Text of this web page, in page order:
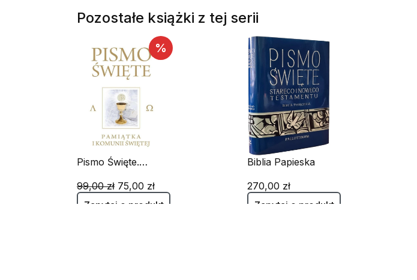
Pozostałe książki z tej serii
%
Pismo Święte.
Świętej
99,00 zł 75,00 zł
Zapytaj o produkt
Biblia Papieska
270,00 zł
Zapytaj o produkt